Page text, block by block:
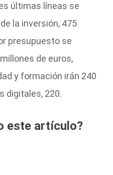
últimas líneas se
la inversión, 475
presupuesto se
de euros,
y formación irán 240
digitales, 220.
este artículo?